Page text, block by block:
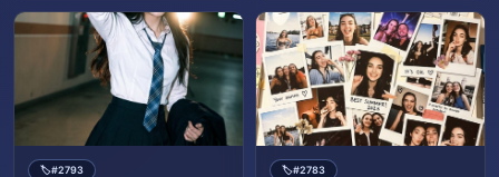
🏷️#2793 🏷️#2783